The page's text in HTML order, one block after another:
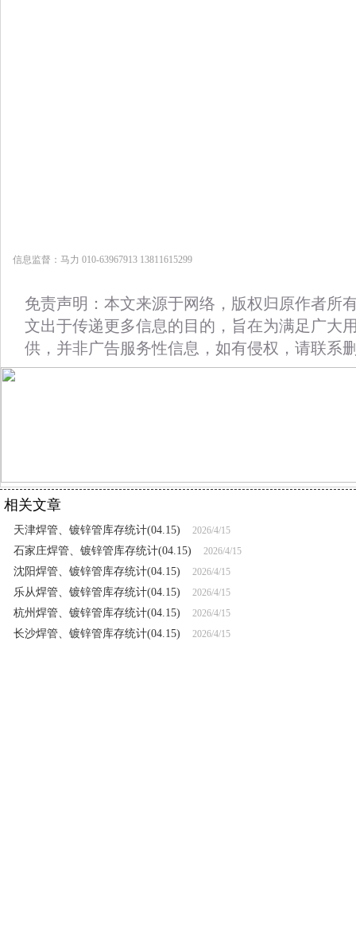
信息监督：马力 010-63967913 13811615299
免责声明：本文来源于网络，版权归原作者所
文出于传递更多信息的目的，旨在为满足广大
供，并非广告服务性信息，如有侵权，请联系
相关文章
天津焊管、镀锌管库存统计(04.15) 2026/4/15
石家庄焊管、镀锌管库存统计(04.15) 2026/4/15
沈阳焊管、镀锌管库存统计(04.15) 2026/4/15
乐从焊管、镀锌管库存统计(04.15) 2026/4/15
杭州焊管、镀锌管库存统计(04.15) 2026/4/15
长沙焊管、镀锌管库存统计(04.15) 2026/4/15